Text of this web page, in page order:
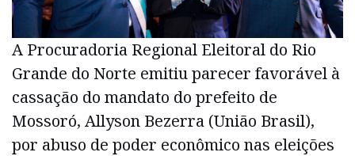
A Procuradoria Regional Eleitoral do Rio
Grande do Norte emitiu parecer favorável à
cassação do mandato do prefeito de
Mossoró, Allyson Bezerra (União Brasil),
por abuso de poder econômico nas eleições